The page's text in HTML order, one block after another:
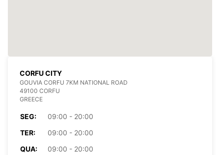
CORFU CITY
GOUVIA CORFU 7KM NATIONAL ROAD
49100 CORFU
GREECE
SEG:
09:00 - 20:00
TER:
09:00 - 20:00
QUA:
09:00 - 20:00